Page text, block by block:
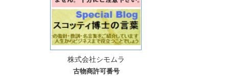
株式会社シモムラ
古物商許可番号